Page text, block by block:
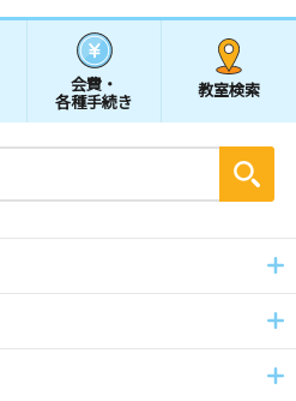
会費・
各種手続き
教室検索